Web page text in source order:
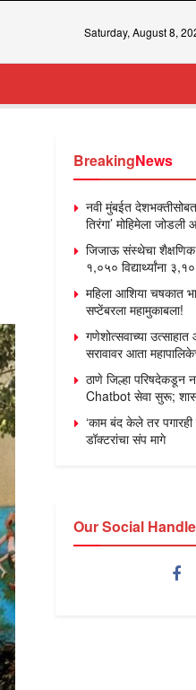
Saturday, August 8,
BreakingNews
नवी मुंबईत
तिरंगा’ मोहिमेला जोडली
जिजाऊ संस्थेचा
१,०५० विद्यार्थ्यांना
महिला आशिया चषकात
सप्टेंबरला महामुकाबला!
गणेशोत्सवाच्या उत्साहात
सरावावर आता
ठाणे जिल्हा परिषदेकडून
Chatbot सेवा सुरू;
‘काम बंद केले तर पगारही
डॉक्टरांचा संप मागे
Our Social